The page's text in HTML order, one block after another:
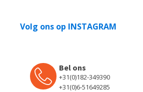
Volg ons op INSTAGRAM
Bel ons
+31(0)182-349390
+31(0)6-51649285